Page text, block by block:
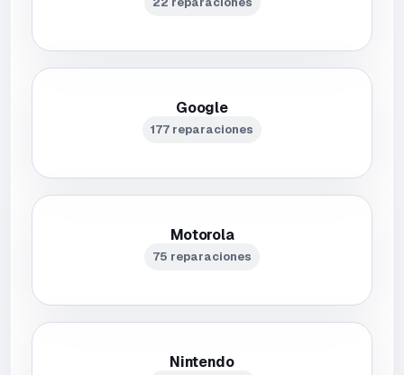
Google
177 reparaciones
Motorola
75 reparaciones
Nintendo